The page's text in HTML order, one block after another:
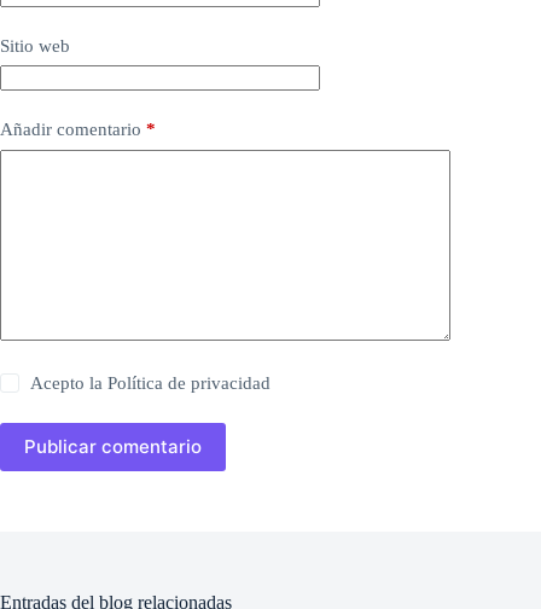
Sitio web
Añadir comentario *
Acepto laPolítica de privacidad
Publicar comentario
Entradas del blog relacionadas